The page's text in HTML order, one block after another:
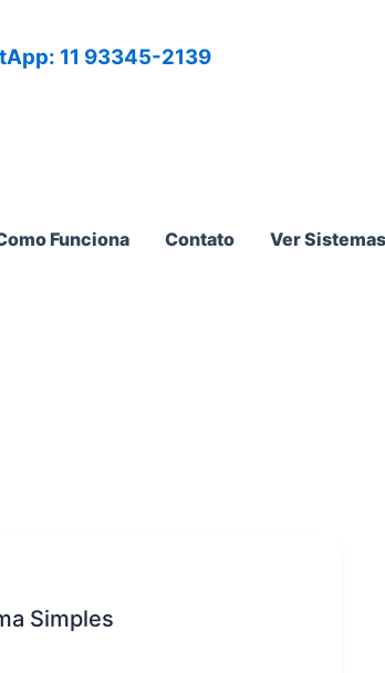
11 93345-2139
Funciona Contato Ver
Simples